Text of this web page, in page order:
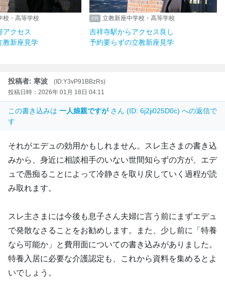
校・高等学校
アクセス
教新座見学
立教新座中学校・高等学校
吉祥寺駅からアクセス良し
予約要らずの立教新座見学
投稿者: 寒波
(ID:Y3vP91BBzRs)
投稿日時：2026年 01月 18日 04:11
この書き込みは 一人娘親ですが さん (ID: 6j2ji025D0c) への返信で
す
それがエデュの効用かもしれません。スレ主さまの書き込
みから、身近に相談相手のいない世間知らずの方が、エデ
ュで愚痴ることによって冷静さを取り戻していく過程が読
み取れます。
スレ主さまには今後も息子さん夫婦に言う前にまずエデュ
で発散なさることをお勧めします。また、少し前に「特養
なら可能か」と費用面についての書き込みがありました。
特養入居に必要な介護認定も、これから資料を集めるとよ
いでしょう。